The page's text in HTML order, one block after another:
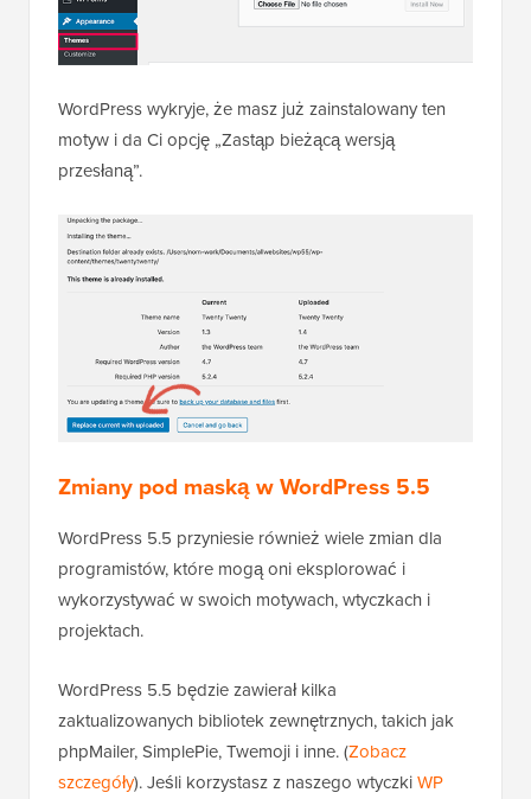
WordPress wykryje, że masz już zainstalowany ten
motyw i da Ci opcję „Zastąp bieżącą wersją
przesłaną”.
Zmiany pod maską w WordPress 5.5
WordPress 5.5 przyniesie również wiele zmian dla
programistów, które mogą oni eksplorować i
wykorzystywać w swoich motywach, wtyczkach i
projektach.
WordPress 5.5 będzie zawierał kilka
zaktualizowanych bibliotek zewnętrznych, takich jak
phpMailer, SimplePie, Twemoji i inne. (Zobacz
szczegóły). Jeśli korzystasz z naszego wtyczkiWP